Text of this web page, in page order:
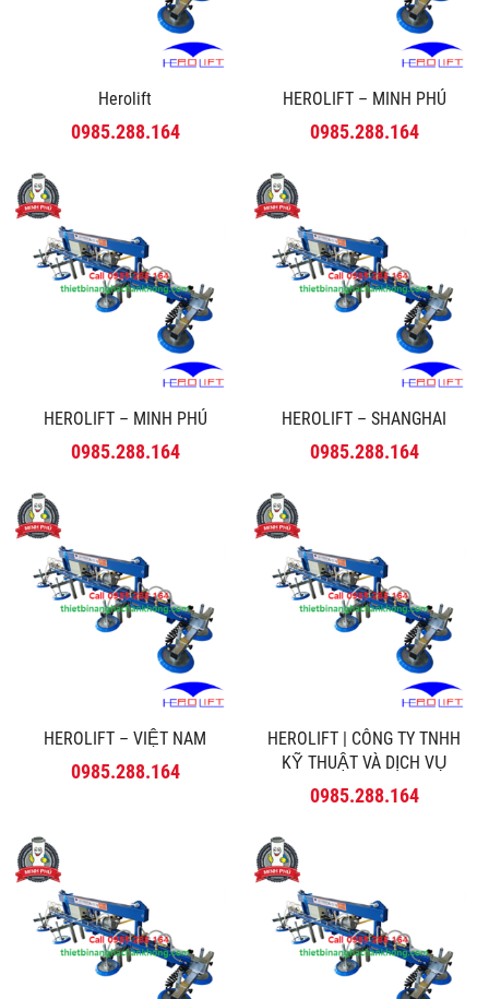
Herolift
0985.288.164
HEROLIFT – MINH PHÚ
0985.288.164
HEROLIFT – MINH PHÚ
0985.288.164
HEROLIFT – SHANGHAI
0985.288.164
HEROLIFT – VIỆT NAM
0985.288.164
HEROLIFT | CÔNG TY TNHH
KỸ THUẬT VÀ DỊCH VỤ
MINH PHÚ
0985.288.164